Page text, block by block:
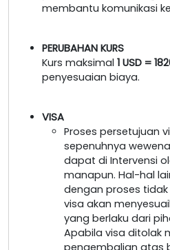
membantu komunikasi
PERUBAHAN KURS
Kurs maksimal 1 USD =
penyesuaian biaya.
VISA
Proses persetujuan
sepenuhnya
dapat di Intervensi
manapun. Hal-hal
dengan proses
visa akan
yang berlaku dari
Apabila visa ditolak
pengembalian atas